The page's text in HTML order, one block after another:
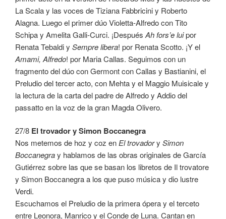
La Scala y las voces de Tiziana Fabbricini y Roberto
Alagna. Luego el primer dúo Violetta-Alfredo con Tito
Schipa y Amelita Galli-Curci. ¡Después Ah fors’e luipor
Renata Tebaldi y Sempre libera! por Renata Scotto. ¡Y el
Amami, Alfredo! por Maria Callas. Seguimos con un
fragmento del dúo con Germont con Callas y Bastianini, el
Preludio del tercer acto, con Mehta y el Maggio Muisicale y
la lectura de la carta del padre de Alfredo y Addio del
passatto en la voz de la gran Magda Olivero.
27/8 El trovador y Simon Boccanegra
Nos metemos de hoz y coz en El trovadory Simon
Boccanegray hablamos de las obras originales de García
Gutiérrez sobre las que se basan los libretos de Il trovatore
y Simon Boccanegra a los que puso música y dio lustre
Verdi.
Escuchamos el Preludio de la primera ópera y el terceto
entre Leonora, Manrico y el Conde de Luna. Cantan en